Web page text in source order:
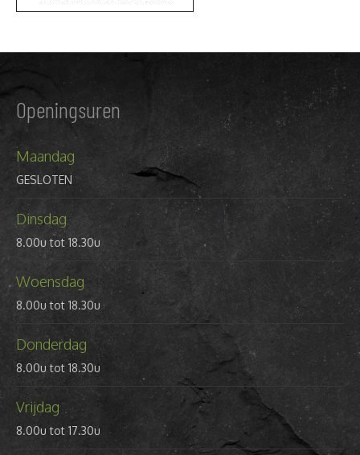
Openingsuren
Maandag
GESLOTEN
Dinsdag
8.00u tot 18.30u
Woensdag
8.00u tot 18.30u
Donderdag
8.00u tot 18.30u
Vrijdag
8.00u tot 17.30u